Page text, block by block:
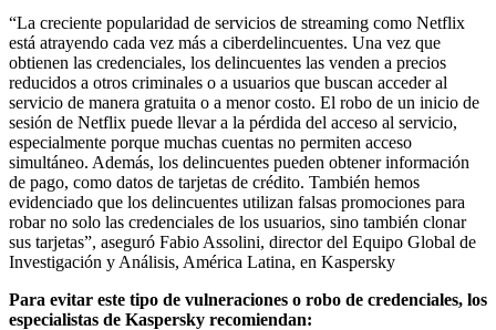
“La creciente popularidad de servicios de streaming como Netflix
está atrayendo cada vez más a ciberdelincuentes. Una vez que
obtienen las credenciales, los delincuentes las venden a precios
reducidos a otros criminales o a usuarios que buscan acceder al
servicio de manera gratuita o a menor costo. El robo de un inicio de
sesión de Netflix puede llevar a la pérdida del acceso al servicio,
especialmente porque muchas cuentas no permiten acceso
simultáneo. Además, los delincuentes pueden obtener información
de pago, como datos de tarjetas de crédito. También hemos
evidenciado que los delincuentes utilizan falsas promociones para
robar no solo las credenciales de los usuarios, sino también clonar
sus tarjetas”, aseguró Fabio Assolini, director del Equipo Global de
Investigación y Análisis, América Latina, en Kaspersky
Para evitar este tipo de vulneraciones o robo de credenciales, los
especialistas de Kaspersky recomiendan: